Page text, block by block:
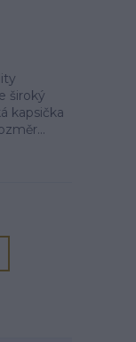
široký
kapsička